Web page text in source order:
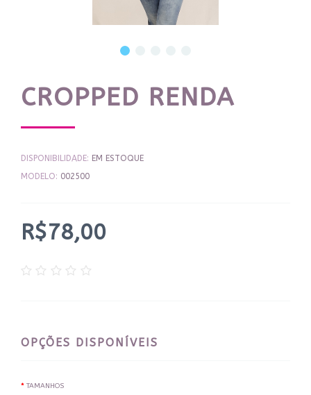
CROPPED RENDA
DISPONIBILIDADE: EM ESTOQUE
MODELO: 002500
R$78,00
OPÇÕES DISPONÍVEIS
TAMANHOS